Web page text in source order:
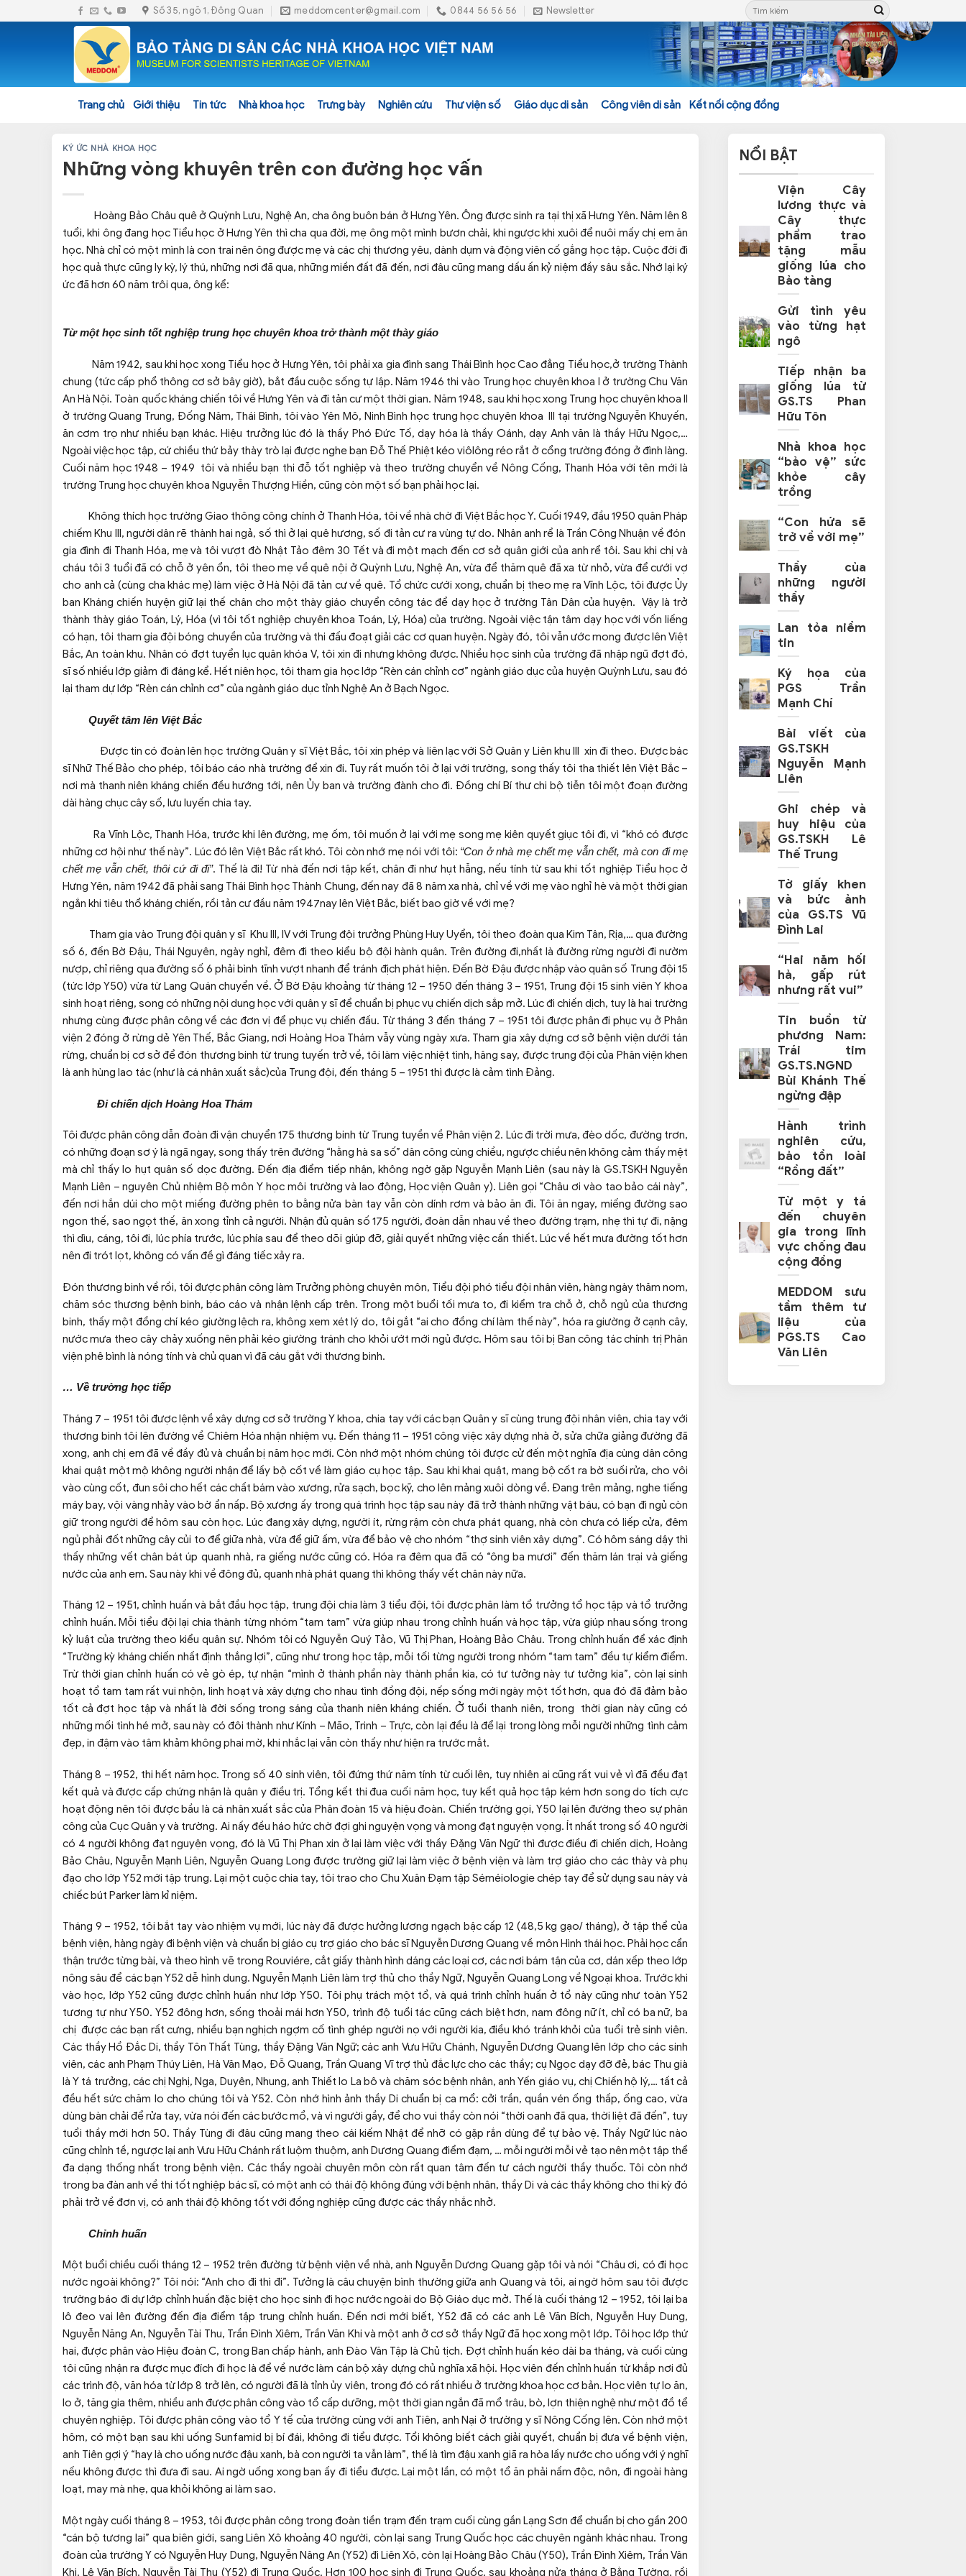
to
Số 35, ngõ 1, Đông Quan meddomcenter@gmail.com 0844 56 56 56 Newsletter
Trang chủ Giới thiệu Tin tức Nhà khoa học Trưng bày Nghiên cứu Thư viện số Giáo dục di sản Công viên di sản Kết nối cộng đồng
KÝ ỨC NHÀ KHOA HỌC
Những vòng khuyên trên con đường học vấn
Hoàng Bảo Châu quê ở Quỳnh Lưu, Nghệ An, cha ông buôn bán ở Hưng Yên. Ông được sinh ra tại thị xã Hưng Yên. Năm lên 8
tuổi, khi ông đang học Tiểu học ở Hưng Yên thì cha qua đời, mẹ ông một mình bươn chải, khi ngược khi xuôi để nuôi mấy chị em ăn
học. Nhà chỉ có một mình là con trai nên ông được mẹ và các chị thương yêu, dành dụm và động viên cố gắng học tập. Cuộc đời đi
học quả thực cũng ly kỳ, lý thú, những nơi đã qua, những miền đất đã đến, nơi đâu cũng mang dấu ấn kỷ niệm đầy sâu sắc. Nhớ lại ký
ức đã hơn 60 năm trôi qua, ông kể:
Từ một học sinh tốt nghiệp trung học chuyên khoa trở thành một thày giáo
Năm 1942, sau khi học xong Tiểu học ở Hưng Yên, tôi phải xa gia đình sang Thái Bình học Cao đẳng Tiểu học,ở trường Thành
chung (tức cấp phổ thông cơ sở bây giờ), bắt đầu cuộc sống tự lập. Năm 1946 thi vào Trung học chuyên khoa I ở trường Chu Văn
An Hà Nội. Toàn quốc kháng chiến tôi về Hưng Yên và đi tản cư một thời gian. Năm 1948, sau khi học xong Trung học chuyên khoa II
ở trường Quang Trung, Đống Năm, Thái Bình, tôi vào Yên Mô, Ninh Bình học trung học chuyên khoa III tại trường Nguyễn Khuyến,
ăn cơm trọ như nhiều bạn khác. Hiệu trưởng lúc đó là thầy Phó Đức Tố, dạy hóa là thầy Oánh, dạy Anh văn là thầy Hữu Ngọc,…
Ngoài việc học tập, cứ chiều thứ bảy thày trò lại được nghe bạn Đỗ Thế Phiệt kéo viôlông réo rắt ở cổng trường đóng ở đình làng.
Cuối năm học 1948 – 1949 tôi và nhiều bạn thi đỗ tốt nghiệp và theo trường chuyển về Nông Cống, Thanh Hóa với tên mới là
trường Trung học chuyên khoa Nguyễn Thượng Hiền, cũng còn một số bạn phải học lại.
Không thích học trường Giao thông công chính ở Thanh Hóa, tôi về nhà chờ đi Việt Bắc học Y. Cuối 1949, đầu 1950 quân Pháp
chiếm Khu III, người dân rẽ thành hai ngả, số thì ở lại quê hương, số đi tản cư ra vùng tự do. Nhân anh rể là Trần Công Nhuận về đón
gia đình đi Thanh Hóa, mẹ và tôi vượt đò Nhật Tảo đêm 30 Tết và đi một mạch đến cơ sở quân giới của anh rể tôi. Sau khi chị và
cháu tôi 3 tuổi đã có chỗ ở yên ổn, tôi theo mẹ về quê nội ở Quỳnh Lưu, Nghệ An, vừa để thăm quê đã xa từ nhỏ, vừa để cưới vợ
cho anh cả (cùng cha khác mẹ) làm việc ở Hà Nội đã tản cư về quê. Tổ chức cưới xong, chuẩn bị theo mẹ ra Vĩnh Lộc, tôi được Ủy
ban Kháng chiến huyện giữ lại thế chân cho một thày giáo chuyển công tác để dạy học ở trường Tân Dân của huyện. Vậy là trở
thành thày giáo Toán, Lý, Hóa (vì tôi tốt nghiệp chuyên khoa Toán, Lý, Hóa) của trường. Ngoài việc tận tâm dạy học với vốn liếng
có hạn, tôi tham gia đội bóng chuyền của trường và thi đấu đoạt giải các cơ quan huyện. Ngày đó, tôi vẫn ước mong được lên Việt
Bắc, An toàn khu. Nhân có đợt tuyển lục quân khóa V, tôi xin đi nhưng không được. Nhiều học sinh của trường đã nhập ngũ đợt đó,
sĩ số nhiều lớp giảm đi đáng kể. Hết niên học, tôi tham gia học lớp “Rèn cán chỉnh cơ” ngành giáo dục của huyện Quỳnh Lưu, sau đó
lại tham dự lớp “Rèn cán chỉnh cơ” của ngành giáo dục tỉnh Nghệ An ở Bạch Ngọc.
Quyết tâm lên Việt Bắc
Được tin có đoàn lên học trường Quân y sĩ Việt Bắc, tôi xin phép và liên lạc với Sở Quân y Liên khu III xin đi theo. Được bác
sĩ Nhữ Thế Bảo cho phép, tôi báo cáo nhà trường để xin đi. Tuy rất muốn tôi ở lại với trường, song thấy tôi tha thiết lên Việt Bắc –
nơi mà thanh niên kháng chiến đều hướng tới, nên Ủy ban và trường đành cho đi. Đồng chí Bí thư chi bộ tiễn tôi một đoạn đường
dài hàng chục cây số, lưu luyến chia tay.
Ra Vĩnh Lộc, Thanh Hóa, trước khi lên đường, mẹ ốm, tôi muốn ở lại với mẹ song mẹ kiên quyết giục tôi đi, vì “khó có được
những cơ hội như thế này”. Lúc đó lên Việt Bắc rất khó. Tôi còn nhớ mẹ nói với tôi: “Con ở nhà mẹ chết mẹ vẫn chết, mà con đi mẹ
chết mẹ vẫn chết, thôi cứ đi đi”. Thế là đi! Từ nhà đến nơi tập kết, chân đi như hụt hẫng, nếu tính từ sau khi tốt nghiệp Tiểu học ở
Hưng Yên, năm 1942 đã phải sang Thái Bình học Thành Chung, đến nay đã 8 năm xa nhà, chỉ về với mẹ vào nghỉ hè và một thời gian
ngắn khi tiêu thổ kháng chiến, rồi tản cư đầu năm 1947nay lên Việt Bắc, biết bao giờ về với mẹ?
Tham gia vào Trung đội quân y sĩ Khu III, IV với Trung đội trưởng Phùng Huy Uyển, tôi theo đoàn qua Kim Tân, Rịa,… qua đường
số 6, đến Bờ Đậu, Thái Nguyên, ngày nghỉ, đêm đi theo kiểu bộ đội hành quân. Trên đường đi,nhất là đường rừng người đi nườm
nượp, chỉ riêng qua đường số 6 phải bình tĩnh vượt nhanh để tránh địch phát hiện. Đến Bờ Đậu được nhập vào quân số Trung đội 15
(tức lớp Y50) vừa từ Lang Quán chuyển về. Ở Bờ Đậu khoảng từ tháng 12 – 1950 đến tháng 3 – 1951, Trung đội 15 sinh viên Y khoa
sinh hoạt riêng, song có những nội dung học với quân y sĩ để chuẩn bị phục vụ chiến dịch sắp mở. Lúc đi chiến dịch, tuy là hai trường
nhưng cùng được phân công về các đơn vị để phục vụ chiến đấu. Từ tháng 3 đến tháng 7 – 1951 tôi được phân đi phục vụ ở Phân
viện 2 đóng ở rừng dẻ Yên Thế, Bắc Giang, nơi Hoàng Hoa Thám vẫy vùng ngày xưa. Tham gia xây dựng cơ sở bệnh viện dưới tán
rừng, chuẩn bị cơ sở để đón thương binh từ trung tuyến trở về, tôi làm việc nhiệt tình, hăng say, được trung đội của Phân viện khen
là anh hùng lao tác (như là cá nhân xuất sắc)của Trung đội, đến tháng 5 – 1951 thì được là cảm tình Đảng.
Đi chiến dịch Hoàng Hoa Thám
Tôi được phân công dẫn đoàn đi vận chuyển 175 thương binh từ Trung tuyền về Phân viện 2. Lúc đi trời mưa, đèo dốc, đường trơn,
có những đoạn sơ ý là ngã ngay, song thấy trên đường “hằng hà sa số” dân công cùng chiều, ngược chiều nên không cảm thấy mệt
mà chỉ thấy lo hụt quân số dọc đường. Đến địa điểm tiếp nhận, không ngờ gặp Nguyễn Mạnh Liên (sau này là GS.TSKH Nguyễn
Mạnh Liên – nguyên Chủ nhiệm Bộ môn Y học môi trường và lao động, Học viện Quân y). Liên gọi “Châu ơi vào tao bảo cái này”,
đến nơi hắn dúi cho một miếng đường phên to bằng nửa bàn tay vẫn còn dính rơm và bảo ăn đi. Tôi ăn ngay, miếng đường sao
ngon thế, sao ngọt thế, ăn xong tỉnh cả người. Nhận đủ quân số 175 người, đoàn dẫn nhau về theo đường trạm, nhẹ thì tự đi, nặng
thì dìu, cáng, tôi đi, lúc phía trước, lúc phía sau để theo dõi giúp đỡ, giải quyết những việc cần thiết. Lúc về hết mưa đường tốt hơn
nên đi trót lọt, không có vấn đề gì đáng tiếc xảy ra.
Đón thương binh về rồi, tôi được phân công làm Trưởng phòng chuyên môn, Tiểu đội phó tiểu đội nhân viên, hàng ngày thăm nom,
chăm sóc thương bệnh binh, báo cáo và nhận lệnh cấp trên. Trong một buổi tối mưa to, đi kiểm tra chỗ ở, chỗ ngủ của thương
binh, thấy một đồng chí kéo giường lệch ra, không xem xét lý do, tôi gắt “ai cho đồng chí làm thế này”, hóa ra giường ở cạnh cây,
nước mưa theo cây chảy xuống nên phải kéo giường tránh cho khỏi ướt mới ngủ được. Hôm sau tôi bị Ban công tác chính trị Phân
viện phê bình là nóng tính và chủ quan vì đã cáu gắt với thương binh.
… Về trường học tiếp
Tháng 7 – 1951 tôi được lệnh về xây dựng cơ sở trường Y khoa, chia tay với các bạn Quân y sĩ cùng trung đội nhân viên, chia tay với
thương binh tôi lên đường về Chiêm Hóa nhận nhiệm vụ. Đến tháng 11 – 1951 công việc xây dựng nhà ở, sửa chữa giảng đường đã
xong, anh chị em đã về đầy đủ và chuẩn bị năm học mới. Còn nhớ một nhóm chúng tôi được cử đến một nghĩa địa cùng dân công
khai quật một mộ không người nhận để lấy bộ cốt về làm giáo cụ học tập. Sau khi khai quật, mang bộ cốt ra bờ suối rửa, cho vôi
vào cùng cốt, đun sôi cho hết các chất bám vào xương, rửa sạch, bọc kỹ, cho lên mảng xuôi dòng về. Đang trên mảng, nghe tiếng
máy bay, vội vàng nhảy vào bờ ẩn nấp. Bộ xương ấy trong quá trình học tập sau này đã trở thành những vật báu, có bạn đi ngủ còn
giữ trong người để hôm sau còn học. Lúc đang xây dựng, người ít, rừng rậm còn chưa phát quang, nhà còn chưa có liếp cửa, đêm
ngủ phải đốt những cây củi to để giữa nhà, vừa để giữ ấm, vừa để bảo vệ cho nhóm “thợ sinh viên xây dựng”. Có hôm sáng dậy thì
thấy những vết chân bát úp quanh nhà, ra giếng nước cũng có. Hóa ra đêm qua đã có “ông ba mươi” đến thăm lán trại và giếng
nước của anh em. Sau này khi về đông đủ, quanh nhà phát quang thì không thấy vết chân này nữa.
Tháng 12 – 1951, chỉnh huấn và bắt đầu học tập, trung đội chia làm 3 tiểu đội, tôi được phân làm tổ trưởng tổ học tập và tổ trưởng
chỉnh huấn. Mỗi tiểu đội lại chia thành từng nhóm “tam tam” vừa giúp nhau trong chỉnh huấn và học tập, vừa giúp nhau sống trong
kỷ luật của trường theo kiểu quân sự. Nhóm tôi có Nguyễn Quý Tảo, Vũ Thị Phan, Hoàng Bảo Châu. Trong chỉnh huấn để xác định
“Trường kỳ kháng chiến nhất định thắng lợi”, cũng như trong học tập, mỗi tối từng người trong nhóm “tam tam” đều tự kiểm điểm.
Trừ thời gian chỉnh huấn có vẻ gò ép, tự nhận “mình ở thành phần này thành phần kia, có tư tưởng này tư tưởng kia”, còn lại sinh
hoạt tổ tam tam rất vui nhộn, linh hoạt và xây dựng cho nhau tình đồng đội, nếp sống mới ngày một tốt hơn, qua đó đã đảm bảo
tốt cả đợt học tập và nhất là đời sống trong sáng của thanh niên kháng chiến. Ở tuổi thanh niên, trong thời gian này cũng có
những mối tình hé mở, sau này có đôi thành như Kính – Mão, Trinh – Trực, còn lại đều là để lại trong lòng mỗi người những tình cảm
đẹp, in đậm vào tâm khảm không phai mờ, khi nhắc lại vẫn còn thấy như hiện ra trước mắt.
Tháng 8 – 1952, thi hết năm học. Trong số 40 sinh viên, tôi đứng thứ năm tính từ cuối lên, tuy nhiên ai cũng rất vui vẻ vì đã đều đạt
kết quả và được cấp chứng nhận là quân y điều trị. Tổng kết thi đua cuối năm học, tuy kết quả học tập kém hơn song do tích cực
hoạt động nên tôi được bầu là cá nhân xuất sắc của Phân đoàn 15 và hiệu đoàn. Chiến trường gọi, Y50 lại lên đường theo sự phân
công của Cục Quân y và trường. Ai nấy đều háo hức chờ đợi ghi nguyện vọng và mong đạt nguyện vọng. Ít nhất trong số 40 người
có 4 người không đạt nguyện vọng, đó là Vũ Thị Phan xin ở lại làm việc với thầy Đặng Văn Ngữ thì được điều đi chiến dịch, Hoàng
Bảo Châu, Nguyễn Mạnh Liên, Nguyễn Quang Long được trường giữ lại làm việc ở bệnh viện và làm trợ giáo cho các thày và phụ
đạo cho lớp Y52 mới tập trung. Lại một cuộc chia tay, tôi trao cho Chu Xuân Đạm tập Séméiologie chép tay để sử dụng sau này và
chiếc bút Parker làm kỉ niệm.
Tháng 9 – 1952, tôi bắt tay vào nhiệm vụ mới, lúc này đã được hưởng lương ngạch bậc cấp 12 (48,5 kg gạo/ tháng), ở tập thể của
bệnh viện, hàng ngày đi bệnh viện và chuẩn bị giáo cụ trợ giáo cho bác sĩ Nguyễn Dương Quang về môn Hình thái học. Phải học cẩn
thận trước từng bài, và theo hình vẽ trong Rouviére, cắt giấy thành hình dáng các loại cơ, các nơi bám tận của cơ, dán xếp theo lớp
nông sâu để các bạn Y52 dễ hình dung. Nguyễn Mạnh Liên làm trợ thủ cho thầy Ngữ, Nguyễn Quang Long về Ngoại khoa. Trước khi
vào học, lớp Y52 cũng được chỉnh huấn như lớp Y50. Tôi phụ trách một tổ, và quá trình chỉnh huấn ở tổ này cũng như toàn Y52
tương tự như Y50. Y52 đông hơn, sống thoải mái hơn Y50, trình độ tuổi tác cũng cách biệt hơn, nam đông nữ ít, chỉ có ba nữ, ba
chị được các bạn rất cưng, nhiều bạn nghịch ngợm cố tình ghép người nọ với người kia, điều khó tránh khỏi của tuổi trẻ sinh viên.
Các thầy Hồ Đắc Di, thầy Tôn Thất Tùng, thầy Đặng Văn Ngữ; các anh Vưu Hữu Chánh, Nguyễn Dương Quang lên lớp cho các sinh
viên, các anh Phạm Thúy Liên, Hà Văn Mạo, Đỗ Quang, Trần Quang Vĩ trợ thủ đắc lực cho các thầy; cụ Ngọc dạy đỡ đẻ, bác Thu già
là Y tá trưởng, các chị Nghị, Nga, Duyên, Nhung, anh Thiết lo La bô và chăm sóc bệnh nhân, anh Yến giáo vụ, chị Chiến hộ lý,… tất cả
đều hết sức chăm lo cho chúng tôi và Y52. Còn nhớ hình ảnh thầy Di chuẩn bị ca mổ: cởi trần, quần vén ống thấp, ống cao, vừa
dùng bàn chải để rửa tay, vừa nói đến các bước mổ, và vì người gầy, để cho vui thầy còn nói “thời oanh đã qua, thời liệt đã đến”, tuy
tuổi thầy mới hơn 50. Thầy Tùng đi đâu cũng mang theo cái kiếm Nhật để nhỡ có gặp rắn dùng để tự bảo vệ. Thầy Ngữ lúc nào
cũng chỉnh tề, ngược lại anh Vưu Hữu Chánh rất luộm thuộm, anh Dương Quang điểm đạm, … mỗi người mỗi vẻ tạo nên một tập thể
đa dạng thống nhất trong bệnh viện. Các thầy ngoài chuyên môn còn rất quan tâm đến tư cách người thầy thuốc. Tôi còn nhớ
trong ba đàn anh về thi tốt nghiệp bác sĩ, có một anh có thái độ không đúng với bệnh nhân, thầy Di và các thầy không cho thi kỳ đó
phải trở về đơn vị, có anh thái độ không tốt với đồng nghiệp cũng được các thầy nhắc nhở.
Chỉnh huấn
Một buổi chiều cuối tháng 12 – 1952 trên đường từ bệnh viện về nhà, anh Nguyễn Dương Quang gặp tôi và nói “Châu ơi, có đi học
nước ngoài không?” Tôi nói: “Anh cho đi thì đi”. Tưởng là câu chuyện bình thường giữa anh Quang và tôi, ai ngờ hôm sau tôi được
trường báo đi dự lớp chỉnh huấn đặc biệt cho học sinh đi học nước ngoài do Bộ Giáo dục mở. Thế là cuối tháng 12 – 1952, tôi lại ba
lô đeo vai lên đường đến địa điểm tập trung chỉnh huấn. Đến nơi mới biết, Y52 đã có các anh Lê Văn Bích, Nguyễn Huy Dung,
Nguyễn Năng An, Nguyễn Tài Thu, Trần Đình Xiêm, Trần Văn Khi và một anh ở cơ sở thầy Ngữ đã học xong một lớp. Tôi học lớp thứ
hai, được phân vào Hiệu đoàn C, trong Ban chấp hành, anh Đào Văn Tập là Chủ tịch. Đợt chỉnh huấn kéo dài ba tháng, và cuối cùng
tôi cũng nhận ra được mục đích đi học là để về nước làm cán bộ xây dựng chủ nghĩa xã hội. Học viên đến chỉnh huấn từ khắp nơi đủ
các trình độ, văn hóa từ lớp 8 trở lên, có người đã là tỉnh ủy viên, trong đó có rất nhiều ở trường khoa học cơ bản. Học viên tự lo ăn,
lo ở, tăng gia thêm, nhiều anh được phân công vào tổ cấp dưỡng, một thời gian ngắn đã mổ trâu, bò, lợn thiện nghệ như một đồ tể
chuyên nghiệp. Tôi được phân công vào tổ Y tế của trường cùng với anh Tiên, anh Nại ở trường y sĩ Nông Cống lên. Còn nhớ một
hôm, có một bạn sau khi uống Sunfamid bị bí đái, không đi tiểu được. Tổi không biết cách giải quyết, chuẩn bị đưa về bệnh viện,
anh Tiên gợi ý “hay là cho uống nước đậu xanh, bà con người ta vẫn làm”, thế là tìm đậu xanh giã ra hòa lấy nước cho uống với ý nghĩ
nếu không được thì đưa đi sau. Ai ngờ uống xong bạn ấy đi tiểu được. Lại một lần, có một tổ ăn phải nấm độc, nôn, đi ngoài hàng
loạt, may mà nhẹ, qua khỏi không ai làm sao.
Một ngày cuối tháng 8 – 1953, tôi được phân công trong đoàn tiền trạm đến trạm cuối cùng gần Lạng Sơn để chuẩn bị cho gần 200
“cán bộ tương lai” qua biên giới, sang Liên Xô khoảng 40 người, còn lại sang Trung Quốc học các chuyên ngành khác nhau. Trong
đoàn của trường Y có Nguyễn Huy Dung, Nguyễn Năng An (Y52) đi Liên Xô, còn lại Hoàng Bảo Châu (Y50), Trần Đình Xiêm, Trần Văn
Khi, Lê Văn Bích, Nguyễn Tài Thu (Y52) đi Trung Quốc. Hơn 100 học sinh đi Trung Quốc, sau khoảng nửa tháng ở Bằng Tường, rồi
NỔI BẬT
Viện Cây
lương thực và
Cây thực
phẩm trao
tặng mẫu
giống lúa cho
Bảo tàng
Gửi tình yêu
vào từng hạt
ngô
Tiếp nhận ba
giống lúa từ
GS.TS Phan
Hữu Tôn
Nhà khoa học
“bảo vệ” sức
khỏe cây
trồng
“Con hứa sẽ
trở về với mẹ”
Thầy của
những người
thầy
Lan tỏa niềm
tin
Ký họa của
PGS Trần
Mạnh Chí
Bài viết của
GS.TSKH
Nguyễn Mạnh
Liên
Ghi chép và
huy hiệu của
GS.TSKH Lê
Thế Trung
Tờ giấy khen
và bức ảnh
của GS.TS Vũ
Đình Lai
“Hai năm hối
hả, gấp rút
nhưng rất vui”
Tin buồn từ
phương Nam:
Trái tim
GS.TS.NGND
Bùi Khánh Thế
ngừng đập
Hành trình
nghiên cứu,
bảo tồn loài
“Rồng đất”
Từ một y tá
đến chuyên
gia trong lĩnh
vực chống đau
cộng đồng
MEDDOM sưu
tầm thêm tư
liệu của
PGS.TS Cao
Văn Liên